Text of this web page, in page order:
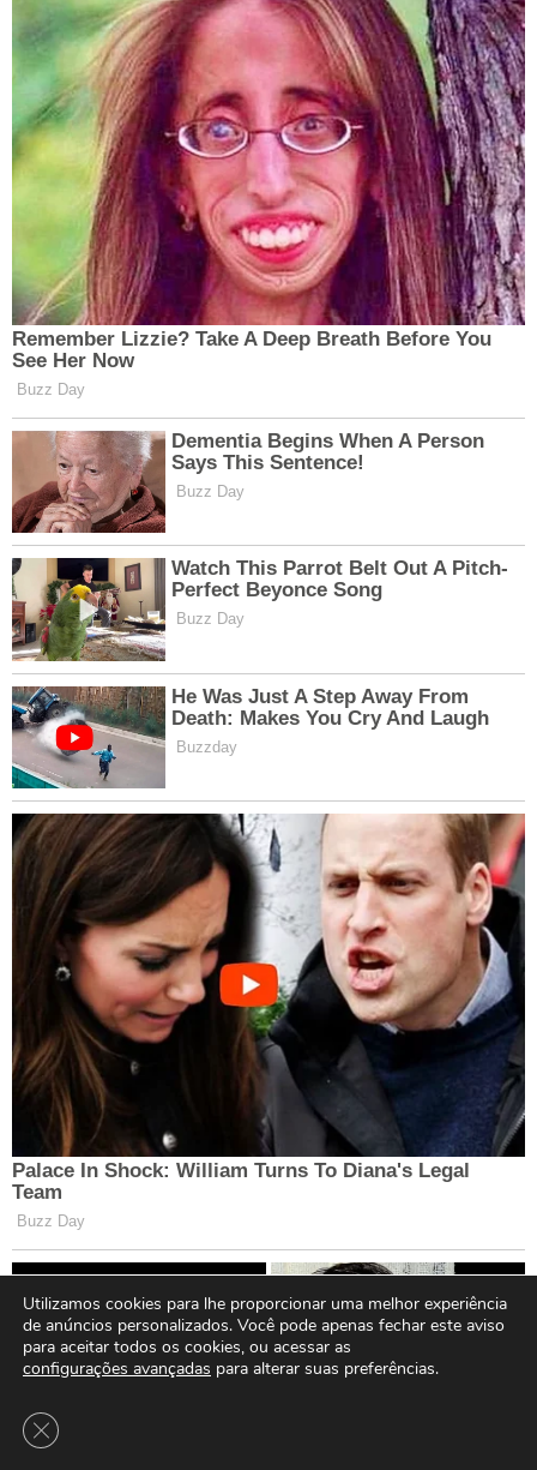
Utilizamos cookies para lhe proporcionar uma melhor experiência
de anúncios personalizados. Você pode apenas fechar este aviso
para aceitar todos os cookies, ou acessar as
configurações avançadas para alterar suas preferências.
Close GDPR Cookie Banner